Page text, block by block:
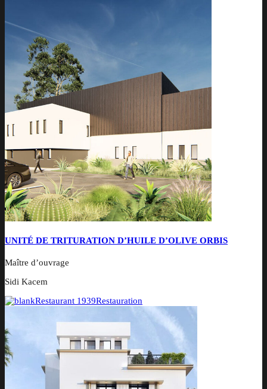
UNITÉ DE TRITURATION D’HUILE D’OLIVE ORBIS
Maître d’ouvrage
Sidi Kacem
Restaurant 1939Restauration